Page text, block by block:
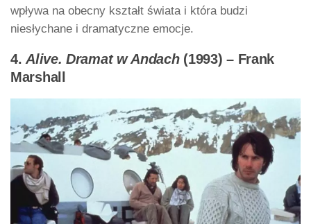
wpływa na obecny kształt świata i która budzi
niesłychane i dramatyczne emocje.
4.Alive. Dramat w Andach(1993) – Frank
Marshall